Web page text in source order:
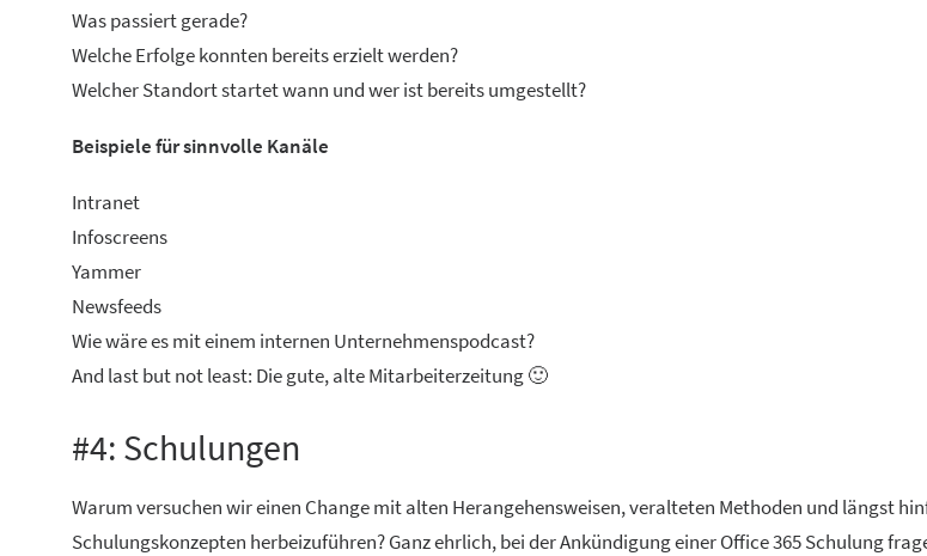
Was passiert gerade?
Welche Erfolge konnten bereits erzielt werden?
Welcher Standort startet wann und wer ist bereits umgestellt?
Beispiele für sinnvolle Kanäle
Intranet
Infoscreens
Yammer
Newsfeeds
Wie wäre es mit einem internen Unternehmenspodcast?
And last but not least: Die gute, alte Mitarbeiterzeitung 🙂
#4: Schulungen
Warum versuchen wir einen Change mit alten Herangehensweisen, veralteten Methoden und längst
Schulungskonzepten herbeizuführen? Ganz ehrlich, bei der Ankündigung einer Office 365 Schulung